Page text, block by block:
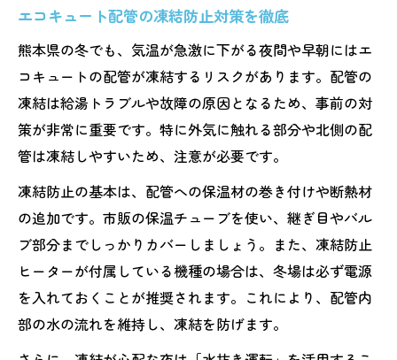
エコキュート配管の凍結防止対策を徹底
熊本県の冬でも、気温が急激に下がる夜間や早朝にはエ
コキュートの配管が凍結するリスクがあります。配管の
凍結は給湯トラブルや故障の原因となるため、事前の対
策が非常に重要です。特に外気に触れる部分や北側の配
管は凍結しやすいため、注意が必要です。
凍結防止の基本は、配管への保温材の巻き付けや断熱材
の追加です。市販の保温チューブを使い、継ぎ目やバル
ブ部分までしっかりカバーしましょう。また、凍結防止
ヒーターが付属している機種の場合は、冬場は必ず電源
を入れておくことが推奨されます。これにより、配管内
部の水の流れを維持し、凍結を防げます。